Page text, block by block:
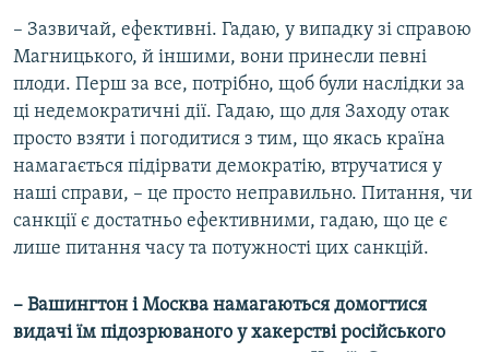
– Зазвичай, ефективні. Гадаю, у випадку зі справою
Магницького, й іншими, вони принесли певні
плоди. Перш за все, потрібно, щоб були наслідки за
ці недемократичні дії. Гадаю, що для Заходу отак
просто взяти і погодитися з тим, що якась країна
намагається підірвати демократію, втручатися у
наші справи, – це просто неправильно. Питання, чи
санкції є достатньо ефективними, гадаю, що це є
лише питання часу та потужності цих санкцій.
– Вашингтон і Москва намагаються домогтися
видачі їм підозрюваного у хакерстві російського